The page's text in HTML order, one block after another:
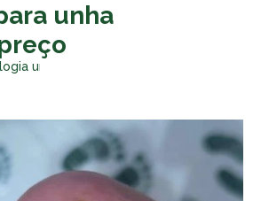
unha encravada preco
unha